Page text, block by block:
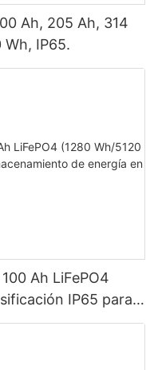
Ah, 205 Ah, 314
Wh, IP65.
Ah LiFePO4
IP65 para
sistemas solares